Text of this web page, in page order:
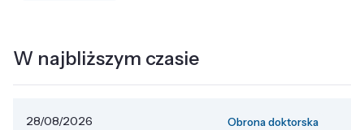
W najbliższym czasie
28/08/2026 Obrona doktorska